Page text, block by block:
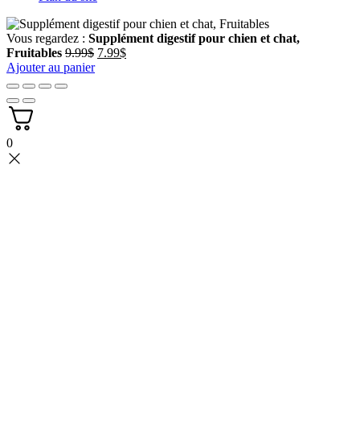
Vous regardez : Supplément digestif pour chien et chat,
Fruitables 9.99$ Le
7.99$Le
Ajouter au panier
0